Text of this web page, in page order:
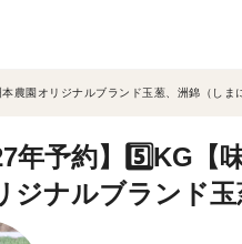
農園オリジナルブランド玉葱、洲錦（しま
年予約】5️⃣KG
ジナルブランド